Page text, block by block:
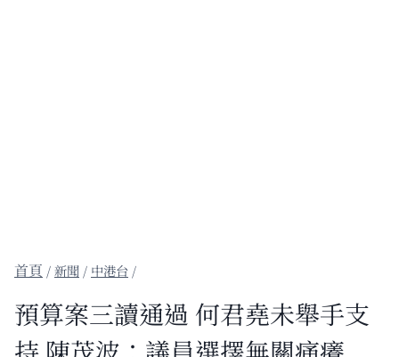
/新聞 / 中港台 /
預算案三讀通過 何君堯未舉手支